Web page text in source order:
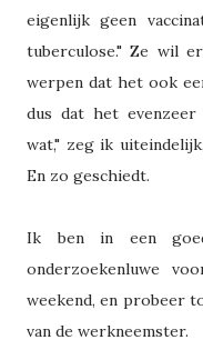
eigenlijk geen
tuberculose." Ze wil
werpen dat het ook
dus dat het evenzeer
wat," zeg ik
En zo geschiedt.
Ik ben in een
onderzoekenluwe
weekend, en probeer
van de werkneemster.